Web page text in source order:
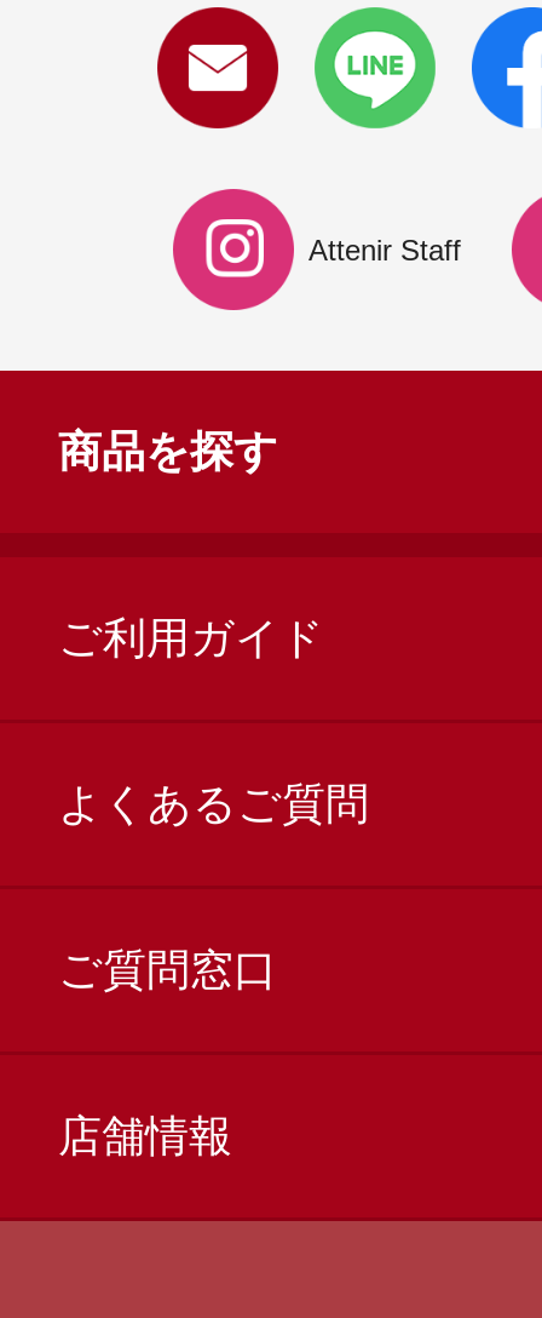
ギフト
ご利用ガイド
Attenir Staff
商品を探す
ご利用ガイド
よくあるご質問
ご質問窓口
店舗情報